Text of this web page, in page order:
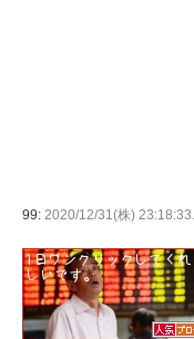
99: 2020/12/31(株)